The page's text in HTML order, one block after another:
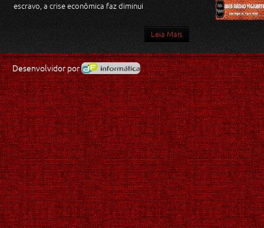
escravo, a crise econômica faz diminui
Leia Mais
Desenvolvidor por